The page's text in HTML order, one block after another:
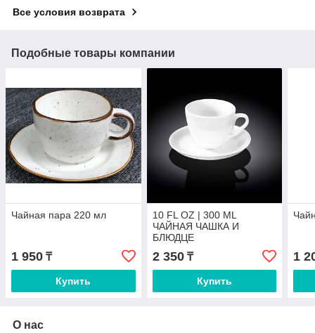
Все условия возврата
Подобные товары компании
Чайная пара 220 мл
1 950 ₸
Купить
10 FL OZ | 300 ML
ЧАЙНАЯ ЧАШКА И
БЛЮДЦЕ
2 350₸
Купить
1
О нас